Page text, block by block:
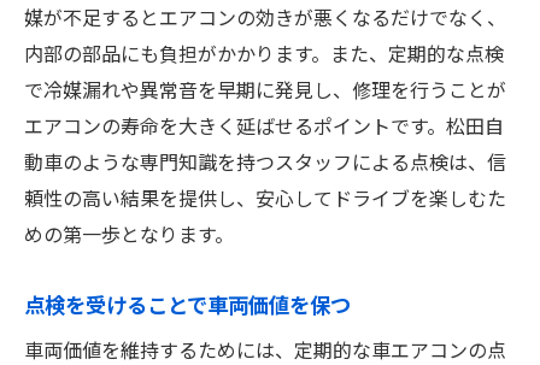
媒が不足するとエアコンの効きが悪くなるだけでなく、
内部の部品にも負担がかかります。また、定期的な点検
で冷媒漏れや異常音を早期に発見し、修理を行うことが
エアコンの寿命を大きく延ばせるポイントです。松田自
動車のような専門知識を持つスタッフによる点検は、信
頼性の高い結果を提供し、安心してドライブを楽しむた
めの第一歩となります。
点検を受けることで車両価値を保つ
車両価値を維持するためには、定期的な車エアコンの点